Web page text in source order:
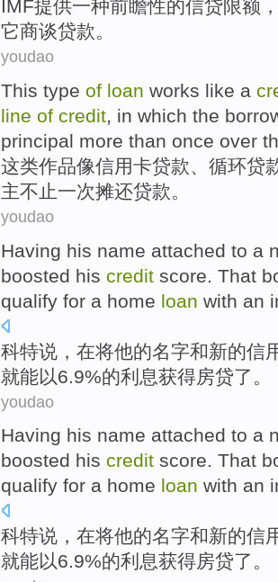
IMF提供一种前瞻性的信贷限额
它商谈贷款。
youdao
This type of loan works like a
line of credit, in which the
principal more than once over
这类作品像信用卡贷款、 循环贷
主不止一次摊还贷款。
youdao
Having his name attached to a
boosted his credit score. That
qualify for a home loan with an
科特说 ，在将他的名字和新的信
就能以6.9%的利息获得房贷了。
youdao
Having his name attached to a
boosted his credit score. That
qualify for a home loan with an
科特说 ，在将他的名字和新的信
就能以6.9%的利息获得房贷了。